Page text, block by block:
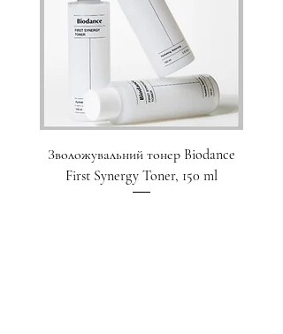
Зволожувальний тонер Biodance
First Synergy Toner, 150 ml